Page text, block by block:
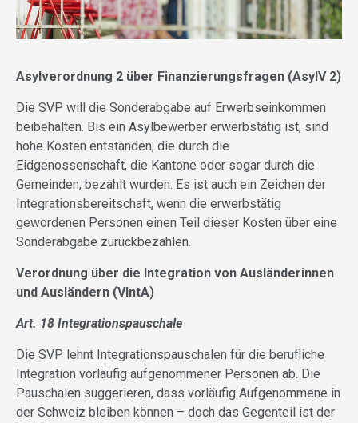
Asylverordnung 2 über Finanzierungsfragen (AsylV 2)
Die SVP will die Sonderabgabe auf Erwerbseinkommen
beibehalten. Bis ein Asylbewerber erwerbstätig ist, sind
hohe Kosten entstanden, die durch die
Eidgenossenschaft, die Kantone oder sogar durch die
Gemeinden, bezahlt wurden. Es ist auch ein Zeichen der
Integrationsbereitschaft, wenn die erwerbstätig
gewordenen Personen einen Teil dieser Kosten über eine
Sonderabgabe zurückbezahlen.
Verordnung über die Integration von Ausländerinnen
und Ausländern (VIntA)
Art. 18 Integrationspauschale
Die SVP lehnt Integrationspauschalen für die berufliche
Integration vorläufig aufgenommener Personen ab. Die
Pauschalen suggerieren, dass vorläufig Aufgenommene in
der Schweiz bleiben können – doch das Gegenteil ist der